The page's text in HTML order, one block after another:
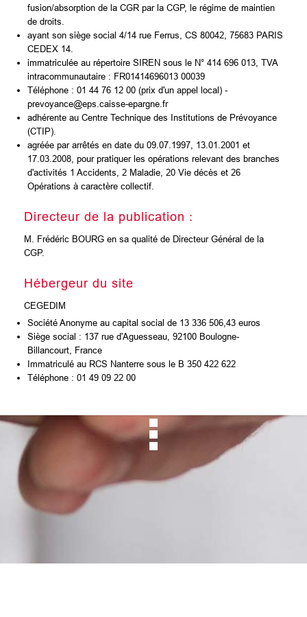
fusion/absorption de la CGR par la CGP, le régime de maintien
de droits.
ayant son siège social 4/14 rue Ferrus, CS 80042, 75683 PARIS
CEDEX 14.
immatriculée au répertoire SIREN sous le N° 414 696 013, TVA
intracommunautaire : FR01414696013 00039
Téléphone : 01 44 76 12 00 (prix d'un appel local) -
prevoyance@eps.caisse-epargne.fr
adhérente au Centre Technique des Institutions de Prévoyance
(CTIP).
agréée par arrêtés en date du 09.07.1997, 13.01.2001 et
17.03.2008, pour pratiquer les opérations relevant des branches
d'activités 1 Accidents, 2 Maladie, 20 Vie décès et 26
Opérations à caractère collectif.
Directeur de la publication :
M. Frédéric BOURG en sa qualité de Directeur Général de la
CGP.
Hébergeur du site
CEGEDIM
Société Anonyme au capital social de 13 336 506,43 euros
Siège social : 137 rue d'Aguesseau, 92100 Boulogne-
Billancourt, France
Immatriculé au RCS Nanterre sous le B 350 422 622
Téléphone : 01 49 09 22 00